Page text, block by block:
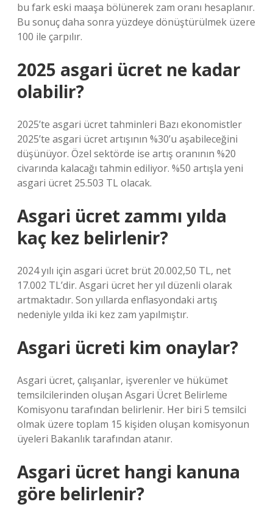
bu fark eski maaşa bölünerek zam oranı hesaplanır.
Bu sonuç daha sonra yüzdeye dönüştürülmek üzere
100 ile çarpılır.
2025 asgari ücret ne kadar
olabilir?
2025’te asgari ücret tahminleri Bazı ekonomistler
2025’te asgari ücret artışının %30’u aşabileceğini
düşünüyor. Özel sektörde ise artış oranının %20
civarında kalacağı tahmin ediliyor. %50 artışla yeni
asgari ücret 25.503 TL olacak.
Asgari ücret zammı yılda
kaç kez belirlenir?
2024 yılı için asgari ücret brüt 20.002,50 TL, net
17.002 TL’dir. Asgari ücret her yıl düzenli olarak
artmaktadır. Son yıllarda enflasyondaki artış
nedeniyle yılda iki kez zam yapılmıştır.
Asgari ücreti kim onaylar?
Asgari ücret, çalışanlar, işverenler ve hükümet
temsilcilerinden oluşan Asgari Ücret Belirleme
Komisyonu tarafından belirlenir. Her biri 5 temsilci
olmak üzere toplam 15 kişiden oluşan komisyonun
üyeleri Bakanlık tarafından atanır.
Asgari ücret hangi kanuna
göre belirlenir?